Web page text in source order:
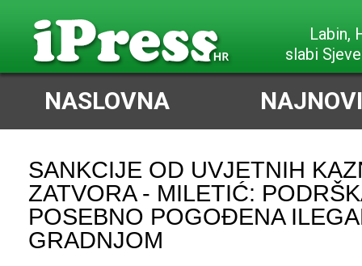
slabi
NASLOVNA
SANKCIJE OD UVJETNIH
ZATVORA - MILETIĆ:
POSEBNO POGOĐENA
GRADNJOM